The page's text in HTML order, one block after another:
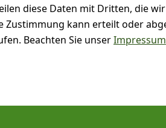
1
Person - klicken
diese Daten mit Dritten, die
Zustimmung kann erteilt oder
Beachten Sie unserImpressum